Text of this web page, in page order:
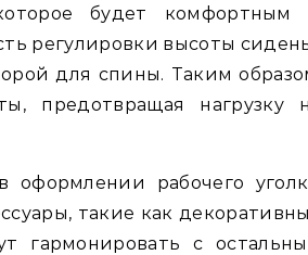
будет комфортным
регулировки высоты
для спины. Таким
предотвращая нагрузку
рабочего
такие как
гармонировать с